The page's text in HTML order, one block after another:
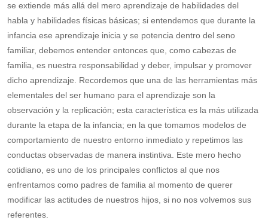
se extiende más allá del mero aprendizaje de habilidades del
habla y habilidades físicas básicas; si entendemos que durante la
infancia ese aprendizaje inicia y se potencia dentro del seno
familiar, debemos entender entonces que, como cabezas de
familia, es nuestra responsabilidad y deber, impulsar y promover
dicho aprendizaje. Recordemos que una de las herramientas más
elementales del ser humano para el aprendizaje son la
observación y la replicación; esta característica es la más utilizada
durante la etapa de la infancia; en la que tomamos modelos de
comportamiento de nuestro entorno inmediato y repetimos las
conductas observadas de manera instintiva. Este mero hecho
cotidiano, es uno de los principales conflictos al que nos
enfrentamos como padres de familia al momento de querer
modificar las actitudes de nuestros hijos, si no nos volvemos sus
referentes.